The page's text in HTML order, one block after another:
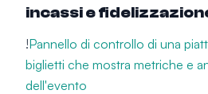
incassi e
!Pannello di controllo di una
biglietti che mostra metriche e
dell'evento